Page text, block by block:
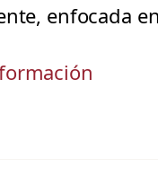
enfocada